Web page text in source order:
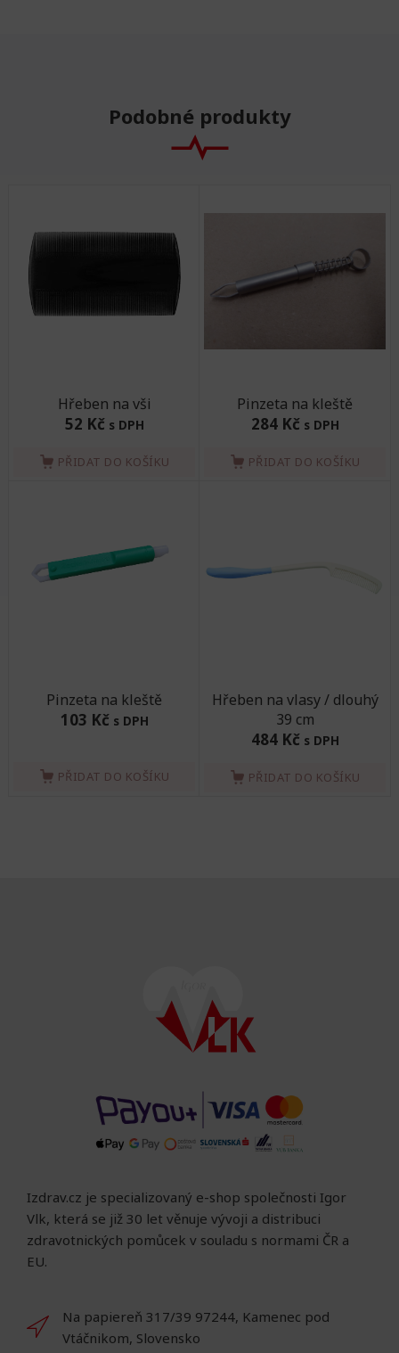
Podobné produkty
Hřeben na vši
52 Kč s DPH
PŘIDAT DO KOŠÍKU
Pinzeta na kleště
284 Kč s DPH
PŘIDAT DO KOŠÍKU
Pinzeta na kleště
103 Kč s DPH
PŘIDAT DO KOŠÍKU
Hřeben na vlasy / dlouhý
39 cm
484 Kč s DPH
PŘIDAT DO KOŠÍKU
Izdrav.cz je specializovaný e-shop společnosti Igor
Vlk, která se již 30 let věnuje vývoji a distribuci
zdravotnických pomůcek v souladu s normami ČR a
EU.
Na papiereň 317/39 97244, Kamenec pod
Vtáčnikom, Slovensko